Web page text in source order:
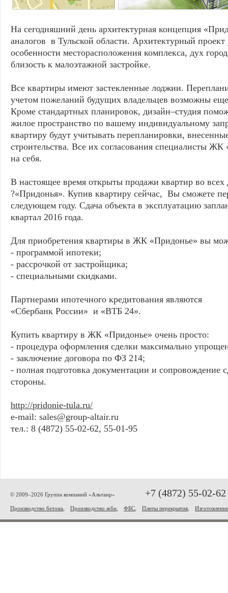
На сегодняшний день архитектурная концепция
аналогов в Тульской области. Архитектурный проект
особенности месторасположения комплекса, дух
близость к малоэтажной застройке.
Все квартиры имеют застекленные лоджии.
учетом пожеланий будущих владельцев возможны
Кроме стандартных планировок, дизайн–студия
жилое пространство по вашему индивидуальному
квартиру будут учитывать перепланировки,
строительства. Все их согласования специалисты ЖК
на себя.
В настоящее время открыты продажи квартир во
?«Придонья». Купив квартиру сейчас, Вы сможете
следующем году. Сдача объекта в эксплуатацию
квартал 2016 года.
Для приобретения квартиры в ЖК «Придонье» вы
- программой ипотеки;
- рассрочкой от застройщика;
- специальными скидками.
Партнерами ипотечного кредитования являются
«Сбербанк России» и «ВТБ 24».
Купить квартиру в ЖК «Придонье» очень просто:
- процедура оформления сделки максимально
- заключение договора по ФЗ 214;
- полная подготовка документации и сопровождение
стороны.
http://pridonie-tula.ru/
e-mail: sales@group-altair.ru
тел.: 8 (4872) 55-02-62, 55-01-95
© 2009–2026 Группа компаний «Альтаир»
Производство бетона Производство жби ФБС Плиты перекрытия
+7 (4872) 55-02-62